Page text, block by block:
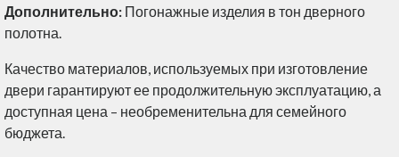
Дополнительно: Погонажные изделия в тон дверного
полотна.
Качество материалов, используемых при изготовление
двери гарантируют ее продолжительную эксплуатацию, а
доступная цена – необременительна для семейного
бюджета.